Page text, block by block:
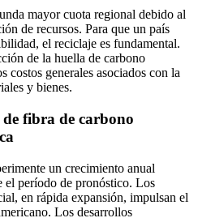
mayor cuota regional debido al
de recursos. Para que un país
el reciclaje es fundamental.
de la huella de carbono
generales asociados con la
y bienes.
de fibra de carbono
un crecimiento anual
el período de pronóstico. Los
en rápida expansión, impulsan el
Los desarrollos